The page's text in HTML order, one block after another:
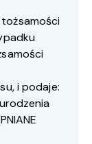
i podaje: